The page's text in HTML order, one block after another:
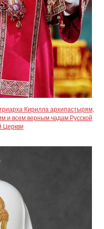
Кирилла архипастырям,
и всем верным чадам Русской
Церкви